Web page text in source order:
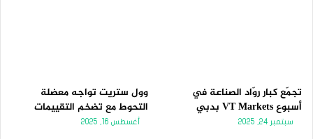
تجمّع كبار روّاد الصناعة في
أسبوع VT Markets بدبي
سبتمبر 24, 2025
وول ستريت تواجه معضلة
التحوط مع تضخم التقييمات
أغسطس 16, 2025